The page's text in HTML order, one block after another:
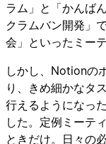
ラム」と「かんば
クラムバン開発」
会」といったミー
しかし、Notionの
り、きめ細かなタ
行えるようになっ
した。定例ミーテ
ときだけ。日々の